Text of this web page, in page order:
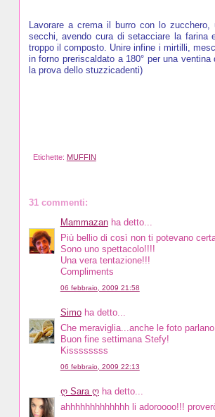
Lavorare a crema il burro con lo
secchi, avendo cura di setacciare la farina
troppo il composto. Unire infine i mirtilli,
in forno preriscaldato a 180° per una
la prova dello stuzzicadenti)
Etichette: MUFFIN
31 commenti:
Mammazanha detto...
Più bellio di così non ti potevano
Sono uno spettacolo!!!!
Una vera tentazione!!!
Compliments
06 febbraio, 2009 21:58
Simoha detto...
Che meraviglia...anche le foto
Buon fine settimana Stefy!
Kissssssss
06 febbraio, 2009 22:13
ღ Sara ღha detto...
ahhhhhhhhhhhhh li adoroooo!!!